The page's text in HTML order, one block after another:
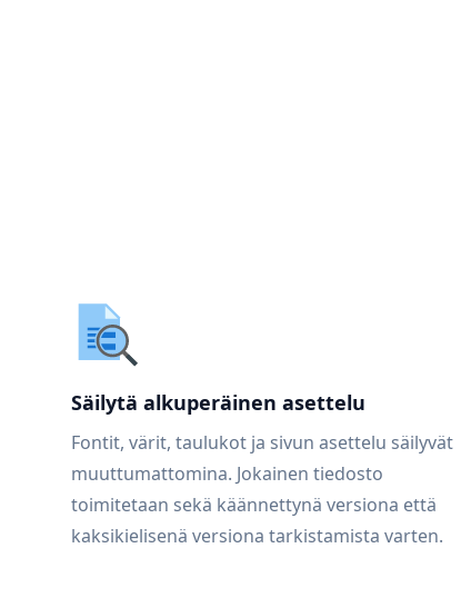
Säilytä alkuperäinen asettelu
Fontit, värit, taulukot ja sivun asettelu säilyvät
muuttumattomina. Jokainen tiedosto
toimitetaan sekä käännettynä versiona että
kaksikielisenä versiona tarkistamista varten.